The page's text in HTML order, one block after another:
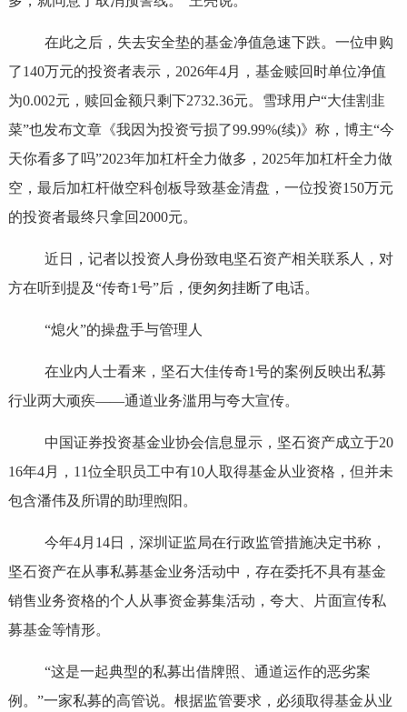
在此之后，失去安全垫的基金净值急速下跌。一位申购
了140万元的投资者表示，2026年4月，基金赎回时单位净值
为0.002元，赎回金额只剩下2732.36元。雪球用户“大佳割韭
菜”也发布文章《我因为投资亏损了99.99%(续)》称，博主“今
天你看多了吗”2023年加杠杆全力做多，2025年加杠杆全力做
空，最后加杠杆做空科创板导致基金清盘，一位投资150万元
的投资者最终只拿回2000元。
近日，记者以投资人身份致电坚石资产相关联系人，对
方在听到提及“传奇1号”后，便匆匆挂断了电话。
“熄火”的操盘手与管理人
在业内人士看来，坚石大佳传奇1号的案例反映出私募
行业两大顽疾——通道业务滥用与夸大宣传。
中国证券投资基金业协会信息显示，坚石资产成立于20
16年4月，11位全职员工中有10人取得基金从业资格，但并未
包含潘伟及所谓的助理煦阳。
今年4月14日，深圳证监局在行政监管措施决定书称，
坚石资产在从事私募基金业务活动中，存在委托不具有基金
销售业务资格的个人从事资金募集活动，夸大、片面宣传私
募基金等情形。
“这是一起典型的私募出借牌照、通道运作的恶劣案
例。”一家私募的高管说。根据监管要求，必须取得基金从业